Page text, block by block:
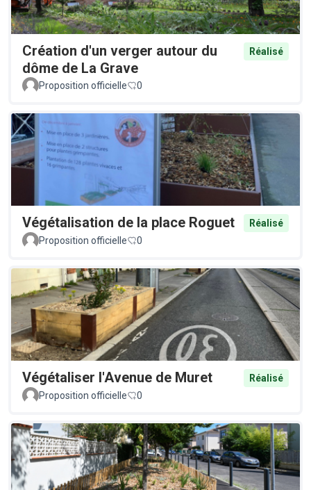
Création d'un verger autour du
dôme de La Grave
Réalisé
Proposition officielle 0
Végétalisation de la place Roguet
Réalisé
Proposition officielle
0
Végétaliser l'Avenue de Muret
Réalisé
Proposition officielle
0